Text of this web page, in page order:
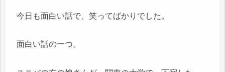
今日も面白い話で、笑ってばかりでした。
面白い話の一つ。